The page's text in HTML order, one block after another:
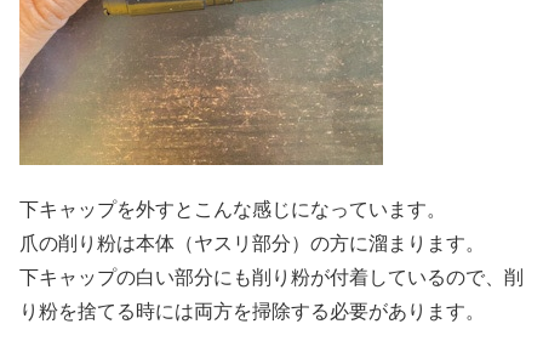
下キャップを外すとこんな感じになっています。
爪の削り粉は本体（ヤスリ部分）の方に溜まります。
下キャップの白い部分にも削り粉が付着しているので、削
り粉を捨てる時には両方を掃除する必要があります。